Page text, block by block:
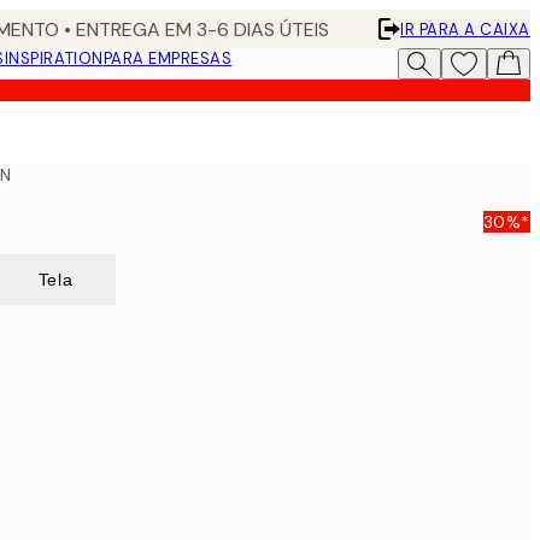
• ENTREGA EM 3-6 DIAS ÚTEIS
IR PARA A CAIXA
INSPIRATIONPARA EMPRESAS
30%*
Tela